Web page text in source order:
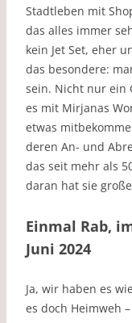
Stadtleben mit
das alles immer
kein Jet Set, eher
das besondere:
sein. Nicht nur ein
es mit Mirjanas
etwas
deren An- und
das seit mehr als
daran hat sie
Einmal Rab,
Juni 2024
Ja, wir haben es
es doch Heimweh